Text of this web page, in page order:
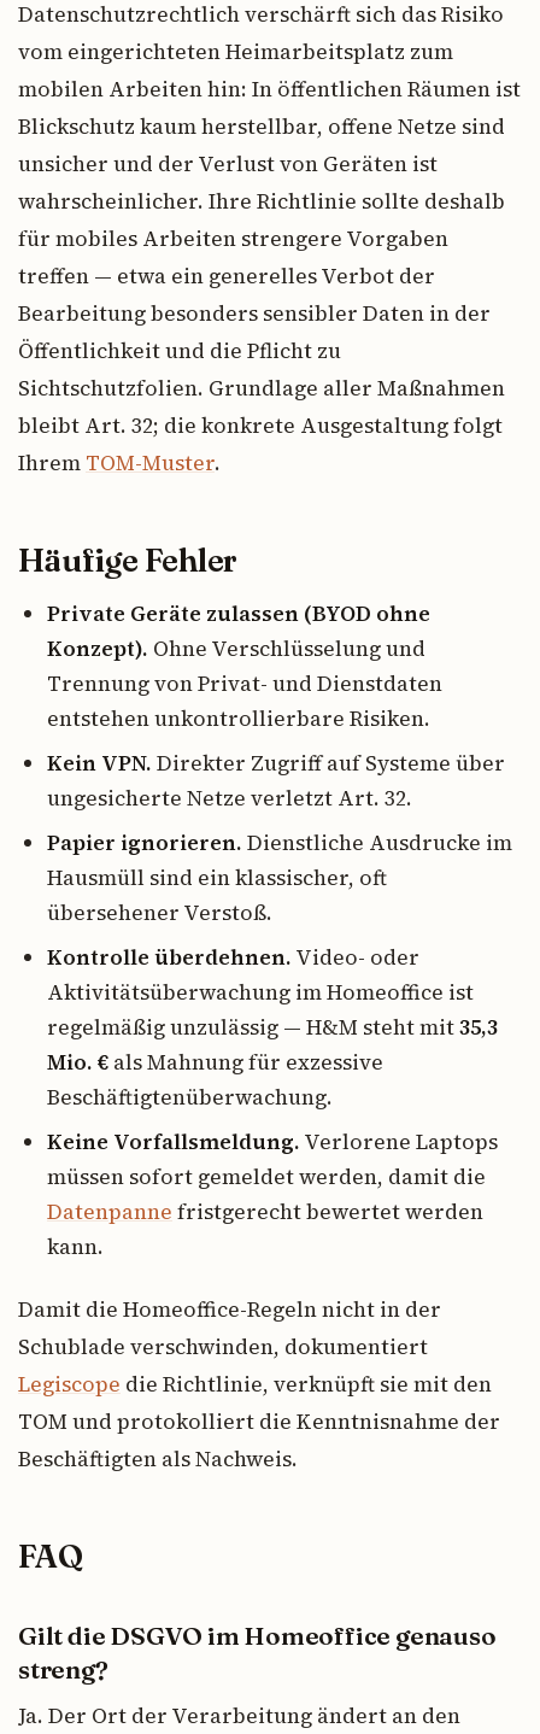
Datenschutzrechtlich verschärft sich das Risiko
vom eingerichteten Heimarbeitsplatz zum
mobilen Arbeiten hin: In öffentlichen Räumen ist
Blickschutz kaum herstellbar, offene Netze sind
unsicher und der Verlust von Geräten ist
wahrscheinlicher. Ihre Richtlinie sollte deshalb
für mobiles Arbeiten strengere Vorgaben
treffen — etwa ein generelles Verbot der
Bearbeitung besonders sensibler Daten in der
Öffentlichkeit und die Pflicht zu
Sichtschutzfolien. Grundlage aller Maßnahmen
bleibt Art. 32; die konkrete Ausgestaltung folgt
Ihrem TOM-Muster.
Häufige Fehler
Private Geräte zulassen (BYOD ohne
Konzept). Ohne Verschlüsselung und
Trennung von Privat- und Dienstdaten
entstehen unkontrollierbare Risiken.
Kein VPN. Direkter Zugriff auf Systeme über
ungesicherte Netze verletzt Art. 32.
Papier ignorieren. Dienstliche Ausdrucke im
Hausmüll sind ein klassischer, oft
übersehener Verstoß.
Kontrolle überdehnen. Video- oder
Aktivitätsüberwachung im Homeoffice ist
regelmäßig unzulässig — H&M steht mit35,3
Mio. € als Mahnung für exzessive
Beschäftigtenüberwachung.
Keine Vorfallsmeldung. Verlorene Laptops
müssen sofort gemeldet werden, damit die
Datenpanne fristgerecht bewertet werden
kann.
Damit die Homeoffice-Regeln nicht in der
Schublade verschwinden, dokumentiert
Legiscope die Richtlinie, verknüpft sie mit den
TOM und protokolliert die Kenntnisnahme der
Beschäftigten als Nachweis.
FAQ
Gilt die DSGVO im Homeoffice genauso
streng?
Ja. Der Ort der Verarbeitung ändert an den